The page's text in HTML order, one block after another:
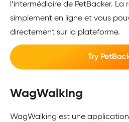
l’intermédiaire de PetBacker. La
simplement en ligne et vous
directement sur la plateforme.
Try
WagWalking
WagWalking est une